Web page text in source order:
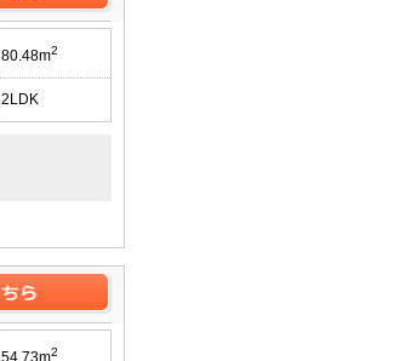
80.48m2
2LDK
54.73m2